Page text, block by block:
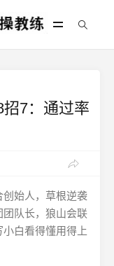
7：通过率
始人，草根逆袭
队长，狼山会联
白看得懂用得上